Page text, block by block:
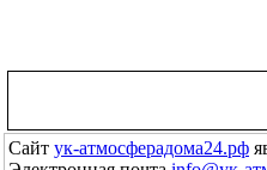
Сайт ук-атмосферадома24.рф